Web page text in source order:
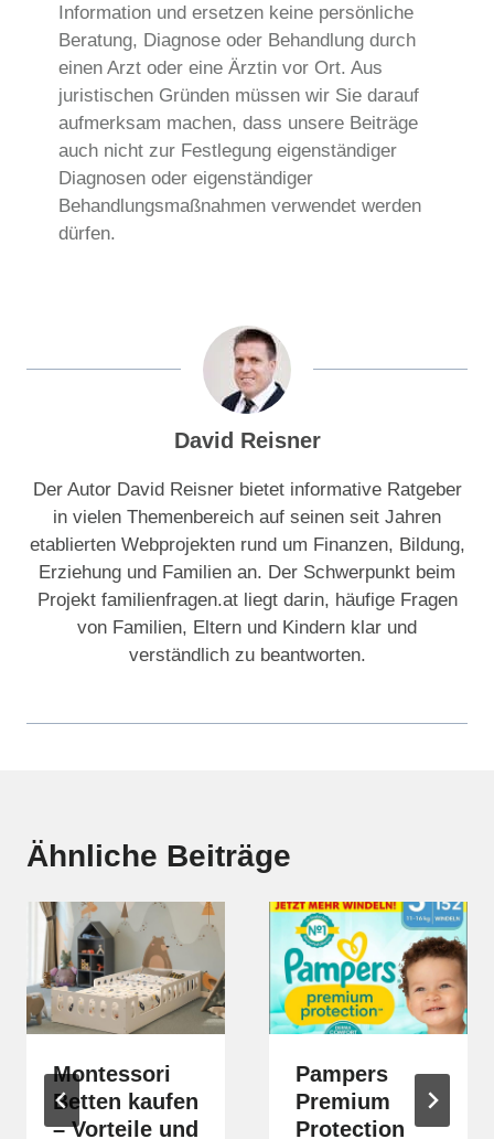
Information und ersetzen keine persönliche
Beratung, Diagnose oder Behandlung durch
einen Arzt oder eine Ärztin vor Ort. Aus
juristischen Gründen müssen wir Sie darauf
aufmerksam machen, dass unsere Beiträge
auch nicht zur Festlegung eigenständiger
Diagnosen oder eigenständiger
Behandlungsmaßnahmen verwendet werden
dürfen.
David Reisner
Der Autor David Reisner bietet informative Ratgeber
in vielen Themenbereich auf seinen seit Jahren
etablierten Webprojekten rund um Finanzen, Bildung,
Erziehung und Familien an. Der Schwerpunkt beim
Projekt familienfragen.at liegt darin, häufige Fragen
von Familien, Eltern und Kindern klar und
verständlich zu beantworten.
Ähnliche Beiträge
Montessori
Betten kaufen
– Vorteile und
Pampers
Premium
Protection